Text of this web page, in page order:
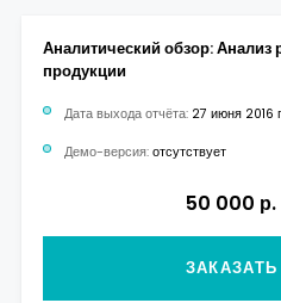
Аналитический обзор: Анализ
продукции
Дата выхода отчёта: 27 июня 2016
Демо-версия: отсутствует
50 000 р.
ЗАКАЗАТЬ